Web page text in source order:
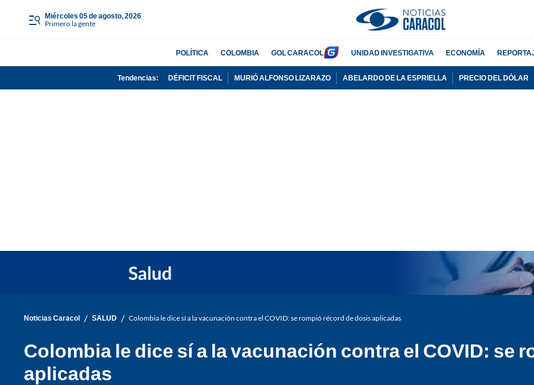
miércoles 05 de agosto, 2026
Primero la gente
POLÍTICA COLOMBIA GOL CARACOL UNIDAD INVESTIGATIVA ECONOMÍA
Tendencias: DÉFICIT FISCAL MURIÓ ALFONSO LIZARAZO ABELARDO DE LA ESPRIELLA PRECIO DEL DÓLAR
Noticias Caracol / SALUD / Colombia le dice sí a la vacunación contra el COVID: se rompió récord de dosis aplicadas
Colombia le dice sí a la vacunación contra el COVID: se
aplicadas